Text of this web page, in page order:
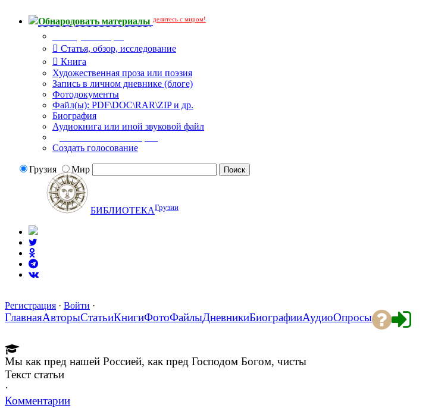
Обнародовать материалы делитесь с миром!
Статья, обзор, исследование
Книга
Художественная проза или поэзия
Запись в личном дневнике (блоге)
Фотодокументы
Файл(ы): PDF\DOC\RAR\ZIP и др.
Биография
Аудиокнига или иной звуковой файл
Создать голосование
Грузия Мир
БИБЛИОТЕКАГрузии
Регистрация · Войти ·
ГлавнаяАвторыСтатьиКнигиФотоФайлыДневникиБиографииАудиоОпросы
Мы как пред нашей Россией, как пред Господом Богом, чисты
Текст статьи
·
Комментарии